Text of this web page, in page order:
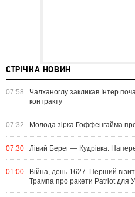
СТРІЧКА НОВИН
07:58
Чалханоглу закликав Інтер
контракту
07:32 Молода зірка Гоффенгайма
07:30 Лівий Берег — Кудрівка.
01:00
Війна, день 1627. Перший
Трампа про ракети Patriot для